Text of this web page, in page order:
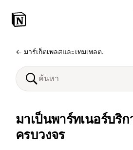
← มาร์เก็ตเพลสและเทมเพลต.
มาเป็นพาร์ทเนอร์บริ
ครบวงจร